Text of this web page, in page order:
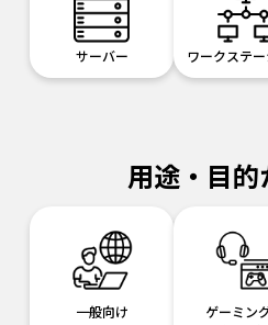
サーバー ワークステ
用途・目的
一般向け
ゲーミン